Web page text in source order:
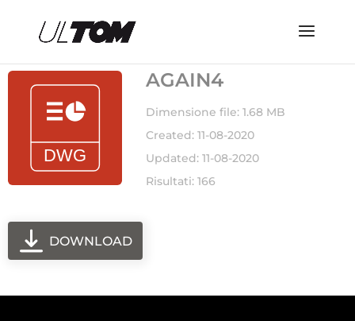
AGAIN4
Dimensione file: 1.68 MB
Created: 11-08-2020
Updated: 11-08-2020
Risultati: 166
DOWNLOAD